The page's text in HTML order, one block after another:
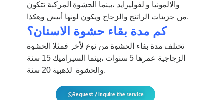
والالمونيا والفوليرايد ،بينما الحشوة المركبة تتكون
من جزيئات الراتنج والزجاج ويكون لونها أبيض وهكذا.
كم مدة بقاء حشوة الاسنان؟
تختلف مدة بقاء الحشوة من نوع لأخر فمثلا الحشوة
الزجاجية عمرها 5 سنوات ،بينما السيراميك 15 سنة
والحشوة الذهبية 20 سنة.
Request / inquire the service